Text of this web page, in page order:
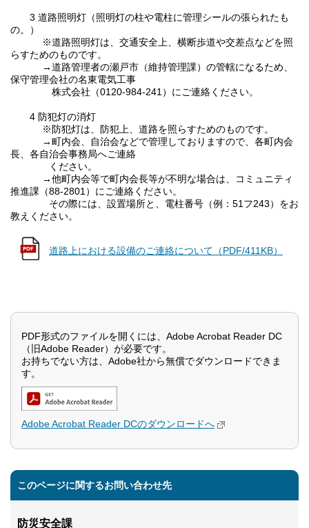
3 道路照明灯（照明灯の柱や電柱に管理シールの張られたも
の。）
※道路照明灯は、交通安全上、横断歩道や交差点などを照
らすためのものです。
→道路管理者の瀬戸市（維持管理課）の管轄になるため、
保守管理会社の名東電気工事
株式会社（0120-984-241）にご連絡ください。
4 防犯灯の消灯
※防犯灯は、防犯上、道路を照らすためのものです。
→町内会、自治会などで管理しておりますので、各町内会
長、各自治会事務局へご連絡
ください。
→他町内会等で町内会長等が不明な場合は、コミュニティ
推進課（88-2801）にご連絡ください。
その際には、設置場所と、電柱番号（例：51フ243）をお
教えください。
道路上における設備のご連絡について（PDF/411KB）
PDF形式のファイルを開くには、Adobe Acrobat Reader DC
（旧Adobe Reader）が必要です。
お持ちでない方は、Adobe社から無償でダウンロードできま
す。
Adobe Acrobat Reader DCのダウンロードへ
このページに関するお問い合わせ先
防災安全課